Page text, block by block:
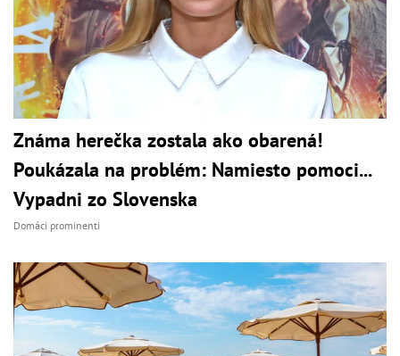
Známa herečka zostala ako obarená!
Poukázala na problém: Namiesto pomoci...
Vypadni zo Slovenska
Domáci prominenti